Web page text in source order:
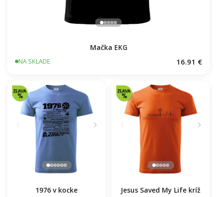
Mačka EKG
NA SKLADE 16.91 €
1976 v kocke
Jesus Saved My Life kríž